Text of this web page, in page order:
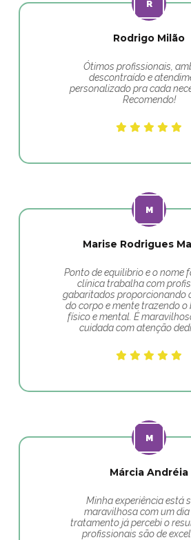
Rodrigo Milão
Ótimos profissionais,
descontraído e
personalizado pra cada
Recomendo!
Marise Rodrigues
Ponto de equilibrio e o nome
clínica trabalha com
gabaritados proporcionando
do corpo e mente trazendo o
físico e mental. É
cuidada com atenção
Márcia Andréia
Minha experiência está
maravilhosa com um dia
tratamento já percebi o
profissionais são de